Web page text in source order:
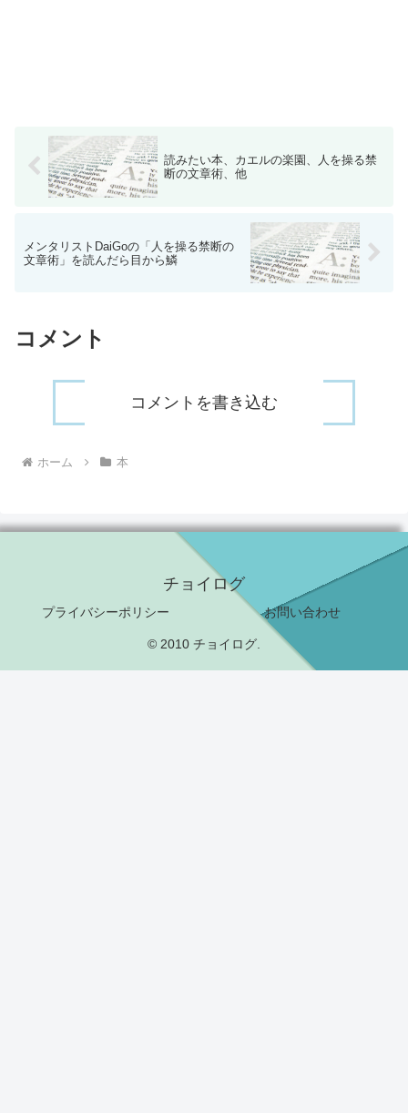
読みたい本、カエルの楽園、人を操る禁
断の文章術、他
メンタリストDaiGoの「人を操る禁断の
文章術」を読んだら目から鱗
コメント
コメントを書き込む
ホーム 本
チョイログ
プライバシーポリシー お問い合わせ
© 2010 チョイログ.